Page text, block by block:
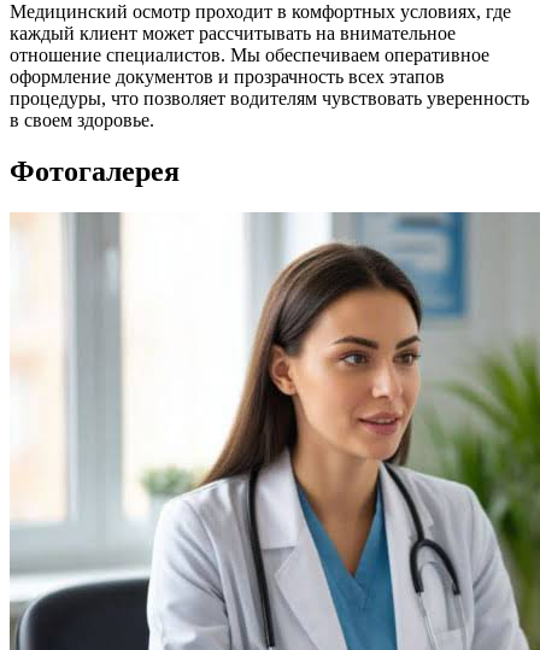
Медицинский осмотр проходит в комфортных условиях, где
каждый клиент может рассчитывать на внимательное
отношение специалистов. Мы обеспечиваем оперативное
оформление документов и прозрачность всех этапов
процедуры, что позволяет водителям чувствовать уверенность
в своем здоровье.
Фотогалерея